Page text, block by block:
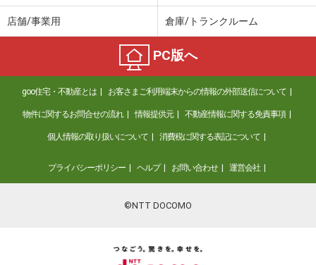
店舗/事業用 倉庫/トランクルーム
PC版へ
goo住宅・不動産とは お客さまご利用端末からの情報の外部送信について
物件に関するお問合せの流れ 情報提供元 不動産情報に関する免責事項
個人情報の取り扱いについて 消費税に関する表記について
プライバシーポリシー ヘルプ お問い合わせ 運営会社
©NTT DOCOMO